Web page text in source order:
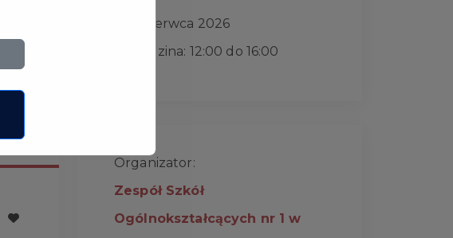
7 czerwca 2026
Godzina: 12:00 do 16:00
Organizator:
Zespół Szkół
Ogólnokształcących nr 1 w